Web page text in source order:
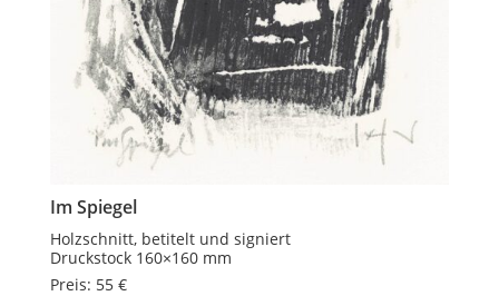
Im Spiegel
Holzschnitt, betitelt und signiert
Druckstock 160×160 mm
Preis: 55 €